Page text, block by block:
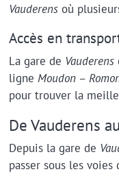
Vauderensoù
Accès en
La gare de Vauderens
ligne Moudon–
pour trouver la
De Vauderens
Depuis la gare de
passer sous les